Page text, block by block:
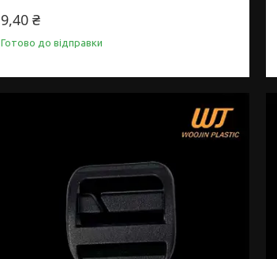
9,40 ₴
Готово до відправки